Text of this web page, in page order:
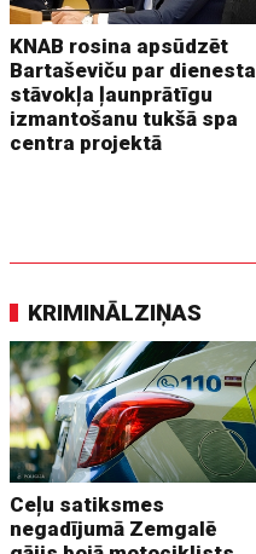
KNAB rosina apsūdzēt
Bartaševiču par dienesta
stāvokļa ļaunprātīgu
izmantošanu tukšā spa
centra projektā
KRIMINĀLZIŅAS
Ceļu satiksmes
negadījumā Zemgalē